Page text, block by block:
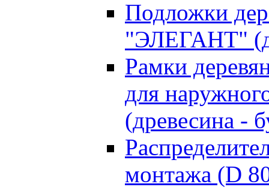
Подложки
"ЭЛЕГАНТ"
Рамки
для
(древесина -
монтажа (D